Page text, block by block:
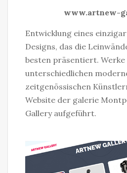
www.artnew-
Entwicklung eines
Designs, das die
besten präsentiert. Werke
unterschiedlichen
zeitgenössischen
Website der galerie
Gallery aufgeführt.